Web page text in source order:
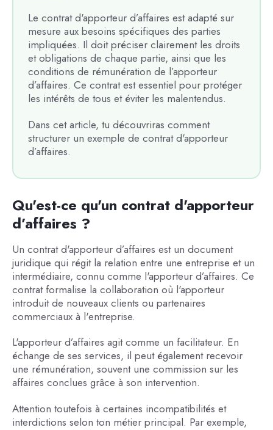
Le contrat d'apporteur d’affaires est adapté sur
mesure aux besoins spécifiques des parties
impliquées. Il doit préciser clairement les droits
et obligations de chaque partie, ainsi que les
conditions de rémunération de l’apporteur
d’affaires. Ce contrat est essentiel pour protéger
les intérêts de tous et éviter les malentendus.
Dans cet article, tu découvriras comment
structurer un exemple de contrat d'apporteur
d’affaires.
Qu'est-ce qu'un contrat d'apporteur
d’affaires ?
Un contrat d'apporteur d’affaires est un document
juridique qui régit la relation entre une entreprise et un
intermédiaire, connu comme l'apporteur d’affaires. Ce
contrat formalise la collaboration où l'apporteur
introduit de nouveaux clients ou partenaires
commerciaux à l'entreprise.
L'apporteur d’affaires agit comme un facilitateur. En
échange de ses services, il peut également recevoir
une rémunération, souvent une commission sur les
affaires conclues grâce à son intervention.
Attention toutefois à certaines incompatibilités et
interdictions selon ton métier principal. Par exemple,